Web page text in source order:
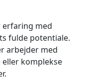
erfaring med
fulde potentiale.
arbejder med
komplekse